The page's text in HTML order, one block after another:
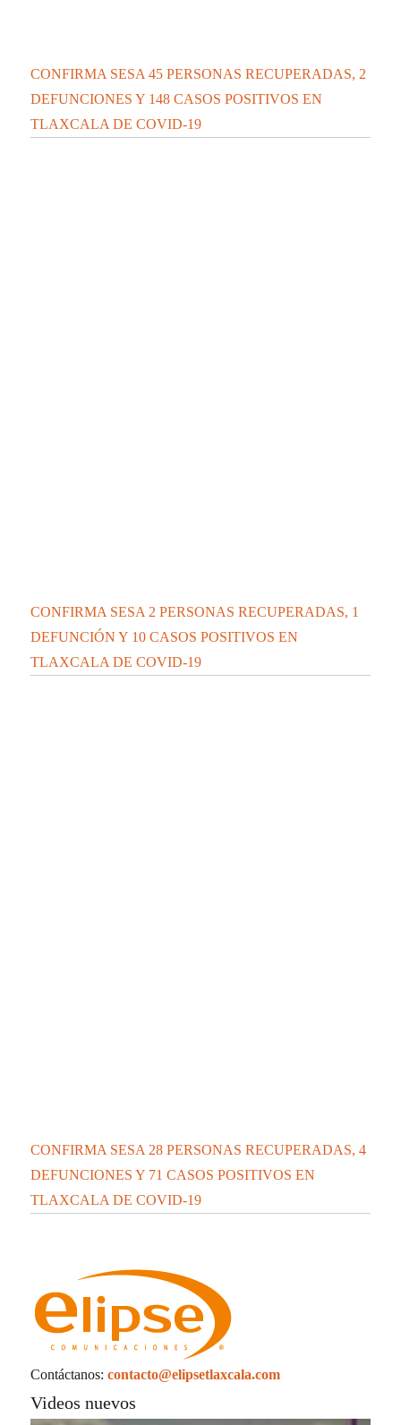
CONFIRMA SESA 45 PERSONAS RECUPERADAS, 2
DEFUNCIONES Y 148 CASOS POSITIVOS EN
TLAXCALA DE COVID-19
CONFIRMA SESA 2 PERSONAS RECUPERADAS, 1
DEFUNCIÓN Y 10 CASOS POSITIVOS EN
TLAXCALA DE COVID-19
CONFIRMA SESA 28 PERSONAS RECUPERADAS, 4
DEFUNCIONES Y 71 CASOS POSITIVOS EN
TLAXCALA DE COVID-19
Contáctanos: contacto@elipsetlaxcala.com
Videos nuevos